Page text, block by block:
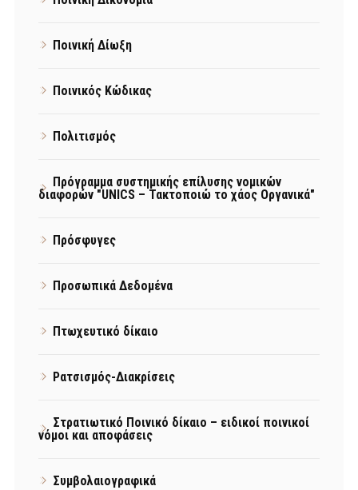
Ποινική Δίωξη
Ποινικός Κώδικας
Πολιτισμός
Πρόγραμμα συστημικής επίλυσης νομικών
διαφορών "UNICS – Τακτοποιώ το χάος Οργανικά"
Πρόσφυγες
Προσωπικά Δεδομένα
Πτωχευτικό δίκαιο
Ρατσισμός-Διακρίσεις
Στρατιωτικό Ποινικό δίκαιο – ειδικοί ποινικοί
νόμοι και αποφάσεις
Συμβολαιογραφικά